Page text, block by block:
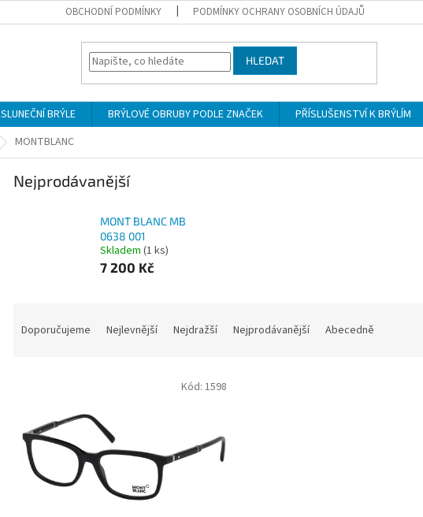
OBCHODNÍ PODMÍNKY PODMÍNKY OCHRANY OSOBNÍCH ÚDAJŮ
HLEDAT
SLUNEČNÍ BRÝLE BRÝLOVÉ OBRUBY PODLE ZNAČEK PŘÍSLUŠENSTVÍ K BRÝLÍM
MONTBLANC
Nejprodávanější
MONT BLANC MB
0638 001
Skladem (1 ks)
7 200 Kč
Doporučujeme Nejlevnější Nejdražší Nejprodávanější Abecedně
Kód: 1598